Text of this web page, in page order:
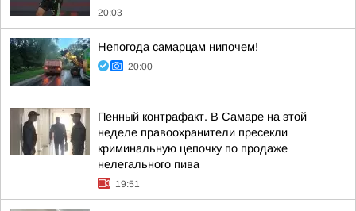
20:03
Непогода самарцам нипочем!
20:00
Пенный контрафакт. В Самаре на этой
неделе правоохранители пресекли
криминальную цепочку по продаже
нелегального пива
19:51